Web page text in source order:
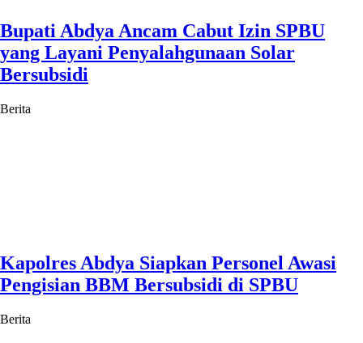
Bupati Abdya Ancam Cabut Izin SPBU
yang Layani Penyalahgunaan Solar
Bersubsidi
Berita
Kapolres Abdya Siapkan Personel Awasi
Pengisian BBM Bersubsidi di SPBU
Berita